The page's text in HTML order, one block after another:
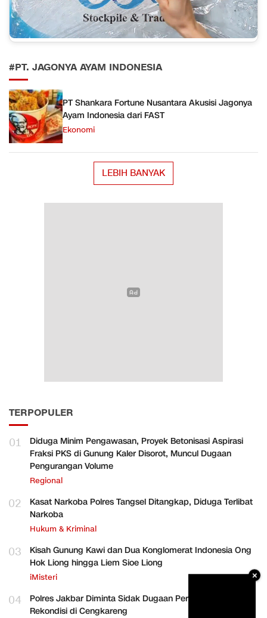
#PT. JAGONYA AYAM INDONESIA
PT Shankara Fortune Nusantara Akusisi Jagonya
Ayam Indonesia dari FAST
Ekonomi
LEBIH BANYAK
TERPOPULER
01
Diduga Minim Pengawasan, Proyek Betonisasi Aspirasi
Fraksi PKS di Gunung Kaler Disorot, Muncul Dugaan
Pengurangan Volume
Regional
02
Kasat Narkoba Polres Tangsel Ditangkap, Diduga Terlibat
Narkoba
Hukum & Kriminal
03
Kisah Gunung Kawi dan Dua Konglomerat Indonesia Ong
Hok Liong hingga Liem Sioe Liong
iMisteri
04
Polres Jakbar Diminta Sidak Dugaan Perakitan HP
Rekondisi di Cengkareng
×